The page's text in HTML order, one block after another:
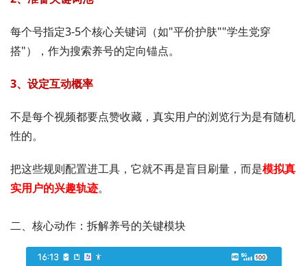
每个号指定3-5个核心关键词（如"平价护肤""学生党穿
搭"），作为搜索养号的定向锚点。
3、设定互动概率
不是每个视频都要点赞收藏，真实用户的浏览行为是有随机
性的。
把这些规则配置进工具，它就不再是盲目刷量，而是模拟真
实用户的兴趣轨迹。
二、核心动作：拆解养号的关键模块